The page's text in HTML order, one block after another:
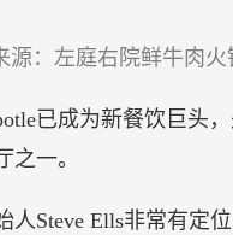
：左庭右院鲜牛肉火
已成为新餐饮巨头
之一。
人Steve Ells非常有定位